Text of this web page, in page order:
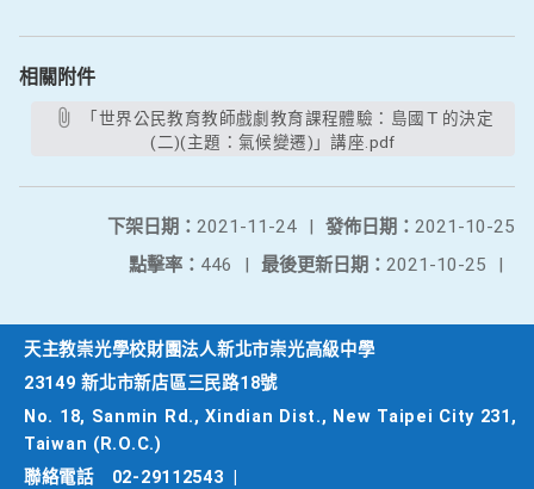
相關附件
(二)(主題：氣候變遷)」講座.pdf
發佈日期： 2021-10-25
下架日期： 2021-11-24
|
最後更新日期： 2021-10-25 |
點擊率： 446 |
天主教崇光學校財團法人新北市崇光高級中學
23149 新北市新店區三民路18號
No. 18, Sanmin Rd., Xindian Dist., New Taipei City 231,
Taiwan (R.O.C.)
聯絡電話
02-29112543